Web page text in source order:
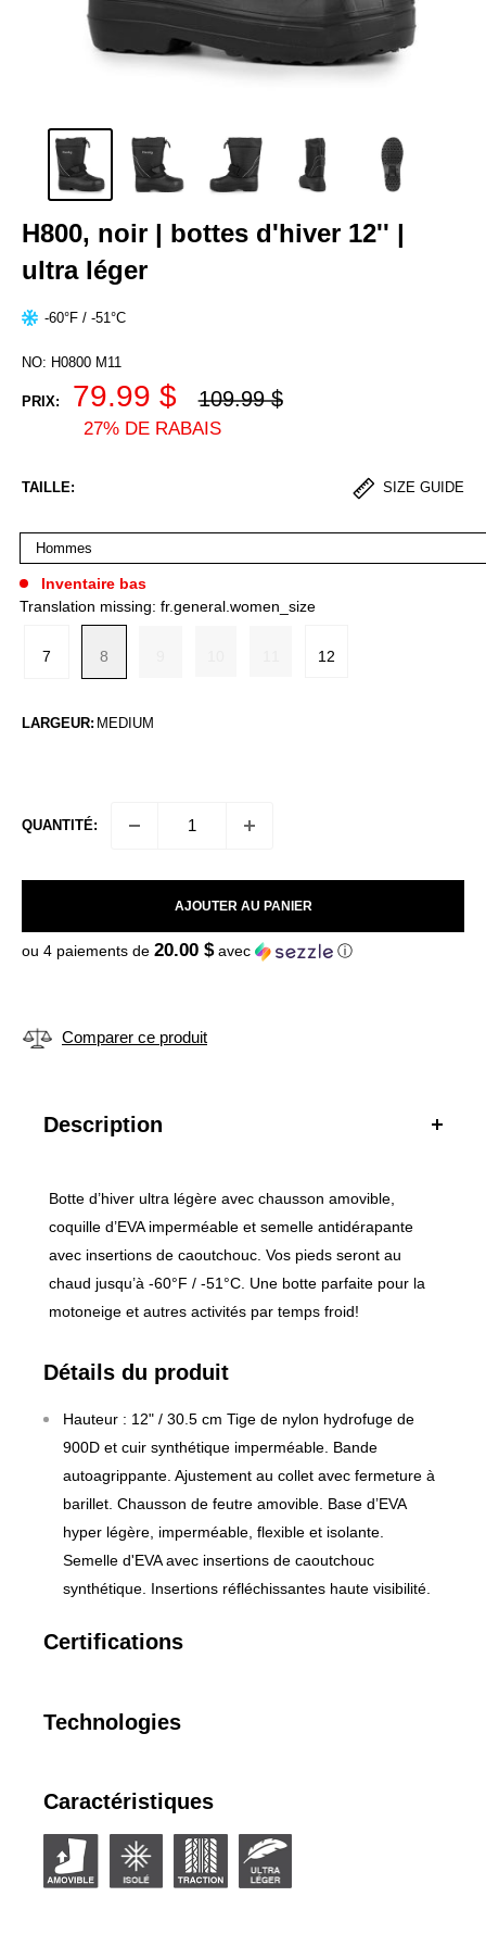
H800, noir | bottes d'hiver 12'' |
ultra léger
-60°F / -51°C
NO: H0800 M11
PRIX:
Prix
vente
79.99 $
Prix
​​
habituel
109.99 $
27% DE RABAIS
TAILLE: SIZE GUIDE
Inventaire bas
Translation missing: fr.general.women_size
7 8 12
LARGEUR: MEDIUM
QUANTITÉ:
AJOUTER AU PANIER
ou 4 paiements de 20.00 $avec ⓘ
Description
Botte d’hiver ultra légère avec chausson amovible,
coquille d’EVA imperméable et semelle antidérapante
avec insertions de caoutchouc. Vos pieds seront au
chaud jusqu’à -60°F / -51°C. Une botte parfaite pour la
motoneige et autres activités par temps froid!
Détails du produit
Hauteur : 12" / 30.5 cm Tige de nylon hydrofuge de
900D et cuir synthétique imperméable. Bande
autoagrippante. Ajustement au collet avec fermeture à
barillet. Chausson de feutre amovible. Base d’EVA
hyper légère, imperméable, flexible et isolante.
Semelle d'EVA avec insertions de caoutchouc
synthétique. Insertions réfléchissantes haute visibilité.
Certifications
Technologies
Caractéristiques